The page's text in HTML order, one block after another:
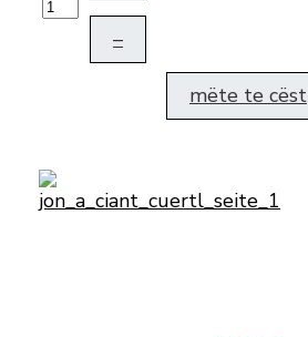
–
mëte te cëst